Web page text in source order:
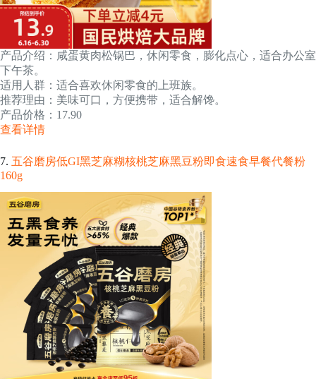
产品介绍：咸蛋黄肉松锅巴，休闲零食，膨化点心，适合办公室
下午茶。
适用人群：适合喜欢休闲零食的上班族。
推荐理由：美味可口，方便携带，适合解馋。
产品价格：17.90
查看详情
7. 五谷磨房低GI黑芝麻糊核桃芝麻黑豆粉即食速食早餐代餐粉
160g